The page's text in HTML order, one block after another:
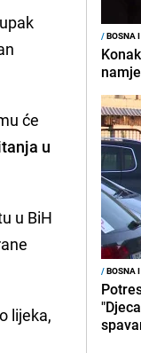
će
u
u BiH
lijeka,
/BOSNA
/BOSNA